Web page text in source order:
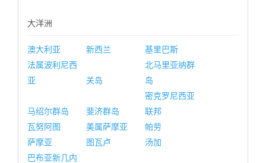
大洋洲
澳大利亚 新西兰
基里巴斯
法属波利尼西
亚
关岛
北马里亚纳群
岛
马绍尔群岛 斐济群岛
密克罗尼西亚
联邦
瓦努阿图
美属萨摩亚
帕劳
萨摩亚
图瓦卢
汤加
巴布亚新几内